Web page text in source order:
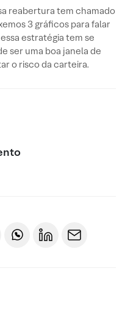
reabertura tem chamado
3 gráficos para falar
estratégia tem se
ser uma boa janela de
o risco da carteira.